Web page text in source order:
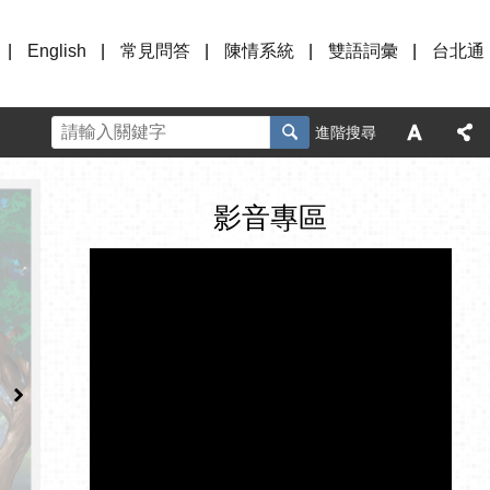
English 常見問答 陳情系統 雙語詞彙 台北通
進階搜尋
影音專區